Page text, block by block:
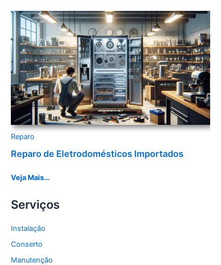
Reparo
Reparo de Eletrodomésticos Importados
Veja Mais…
Serviços
Instalação
Conserto
Manutenção